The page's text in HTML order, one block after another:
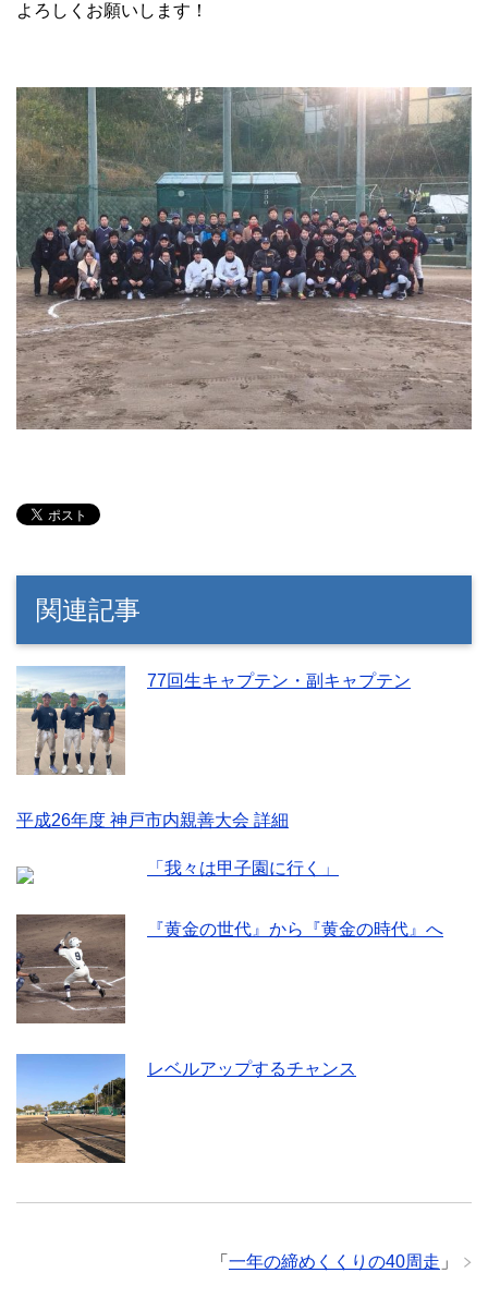
よろしくお願いします！
関連記事
77回生キャプテン・副キャプテン
平成26年度 神戸市内親善大会 詳細
「我々は甲子園に行く」
『黄金の世代』から『黄金の時代』へ
レベルアップするチャンス
「 一年の締めくくりの40周走 」